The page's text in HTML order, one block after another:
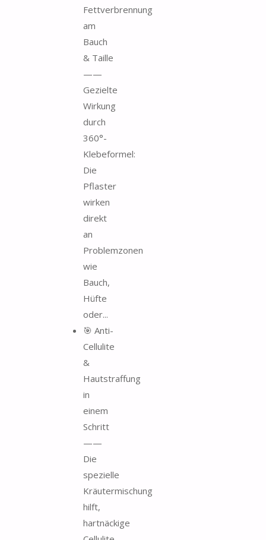
Fettverbrennung
am
Bauch
& Taille
——
Gezielte
Wirkung
durch
360°-
Klebeformel:
Die
Pflaster
wirken
direkt
an
Problemzonen
wie
Bauch,
Hüfte
oder...
🎯 Anti-
Cellulite
&
Hautstraffung
in
einem
Schritt
——
Die
spezielle
Kräutermischung
hilft,
hartnäckige